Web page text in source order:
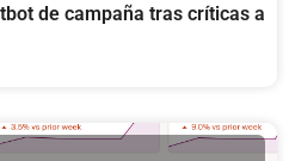
de campaña tras críticas a